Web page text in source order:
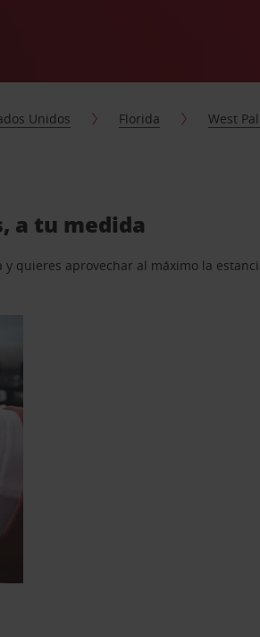
Unidos Florida
West
a tu medida
quieres aprovechar al máximo la